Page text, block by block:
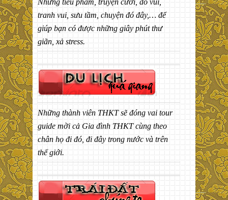
tranh vui, sưu tầm, chuyện đó đây,… để
giúp bạn có được những giây phút thư
giãn, xả stress.
Những thành viên THKT sẽ đóng vai tour
guide mời cả Gia đình THKT cùng theo
chân họ đi đó, đi đây trong nước và trên
thế giới.